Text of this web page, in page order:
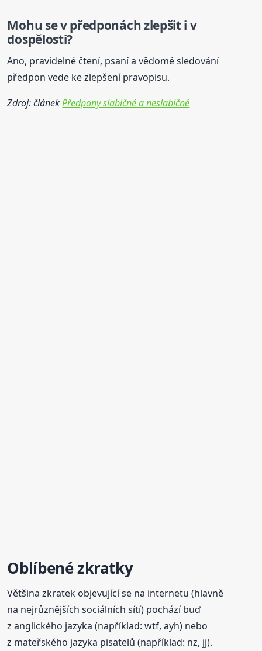
Mohu se v předponách zlepšit i v
dospělosti?
Ano, pravidelné čtení, psaní a vědomé sledování
předpon vede ke zlepšení pravopisu.
Zdroj: článekPředpony slabičné a neslabičné
Oblíbené zkratky
Většina zkratek objevující se na internetu (hlavně
na nejrůznějších sociálních sítí) pochází buď
z anglického jazyka (například: wtf, ayh) nebo
z mateřského jazyka pisatelů (například: nz, jj).